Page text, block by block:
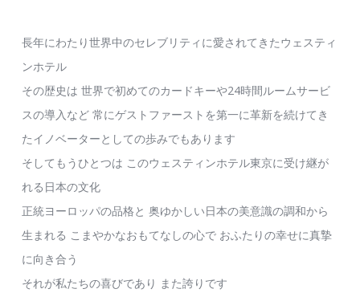
長年にわたり世界中のセレブリティに愛されてきたウェスティ
ンホテル
その歴史は 世界で初めてのカードキーや24時間ルームサービ
スの導入など常にゲストファーストを第一に革新を続けてき
たイノベーターとしての歩みでもあります
そしてもうひとつは このウェスティンホテル東京に受け継が
れる日本の文化
正統ヨーロッパの品格と 奥ゆかしい日本の美意識の調和から
生まれる こまやかなおもてなしの心で おふたりの幸せに真摯
に向き合う
それが私たちの喜びであり また誇りです